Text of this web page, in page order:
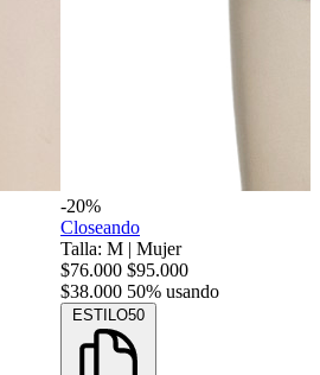
-20%
Closeando
Talla: M | Mujer
$76.000 $95.000
$38.000 50% usando
ESTILO50